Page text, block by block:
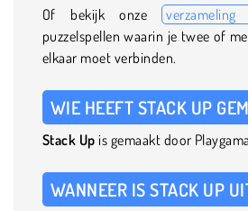
Of bekijk onze
puzzelspellen waarin je twee of
elkaar moet verbinden.
WIE HEEFT STACK UP
Stack Up is gemaakt door
WANNEER IS STACK UP